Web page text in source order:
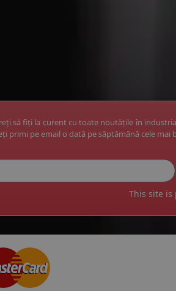
să fiți la curent cu toate noutățile în
primi pe email o dată pe săptămână cele mai
This site is